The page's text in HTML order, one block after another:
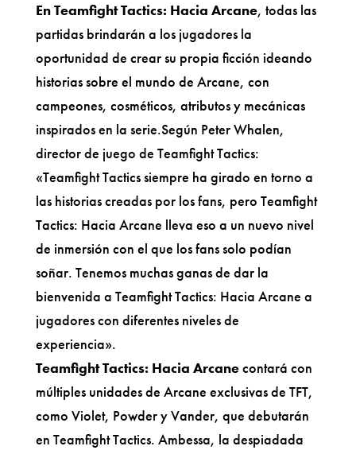
En Teamfight Tactics: Hacia Arcane, todas las
partidas brindarán a los jugadores la
oportunidad de crear su propia ficción ideando
historias sobre el mundo de Arcane, con
campeones, cosméticos, atributos y mecánicas
inspirados en la serie.Según Peter Whalen,
director de juego de Teamfight Tactics:
«Teamfight Tactics siempre ha girado en torno a
las historias creadas por los fans, pero Teamfight
Tactics: Hacia Arcane lleva eso a un nuevo nivel
de inmersión con el que los fans solo podían
soñar. Tenemos muchas ganas de dar la
bienvenida a Teamfight Tactics: Hacia Arcane a
jugadores con diferentes niveles de
experiencia».
Teamfight Tactics: Hacia Arcanecontará con
múltiples unidades de Arcane exclusivas de TFT,
como Violet, Powder y Vander, que debutarán
en Teamfight Tactics. Ambessa, la despiadada